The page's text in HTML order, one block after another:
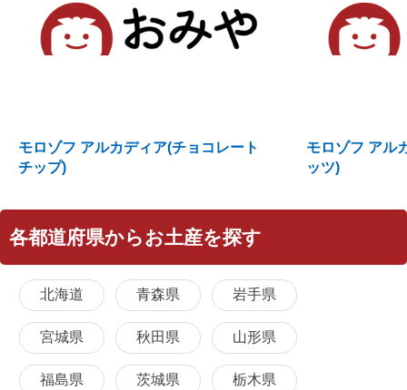
モロゾフ アルカディア(チョコレート
チップ)
モロゾフ アル
ッツ)
各都道府県からお土産を探す
北海道 青森県 岩手県
宮城県 秋田県 山形県
福島県 茨城県 栃木県